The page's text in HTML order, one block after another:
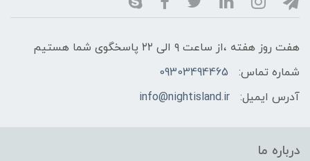
هفت روز هفته ،از ساعت ۹ الی ۲۲ پاسخگوی شما هستیم
شماره تماس:
09303494465
آدرس ایمیل:
info@nightisland.ir
درباره ما